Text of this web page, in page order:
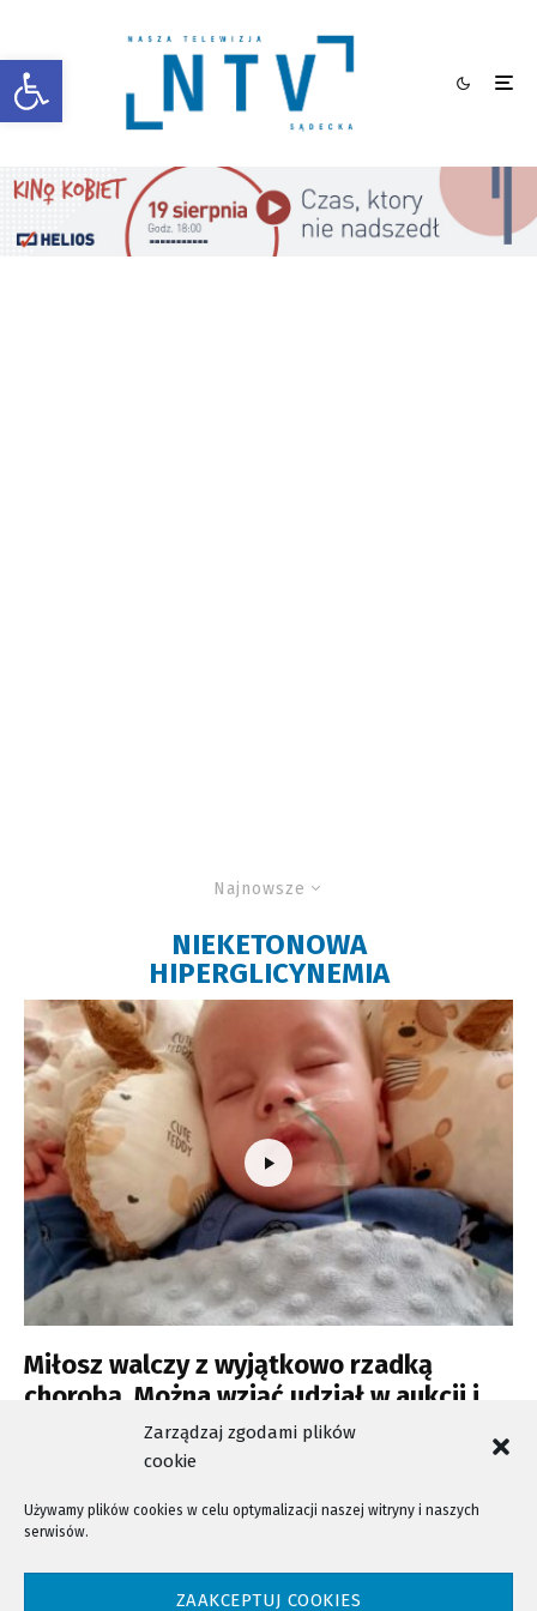
Otwórz pasek narzędzi
Zarządzaj zgodami plików
cookie
Używamy plików cookies w celu optymalizacji naszej witryny i naszych
serwisów.
ZAAKCEPTUJ COOKIES
Najnowsze
NIEKETONOWA
HIPERGLICYNEMIA
Miłosz walczy z wyjątkowo rzadką
chorobą. Można wziąć udział w aukcji i
NTV - Nasza Telewizja Sądecka © 2023 Wszystkie prawa zastrzeżone!